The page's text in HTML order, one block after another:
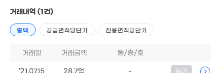
거래내역 (1건)
총액 공급면적당단가 전용면적당단가
거래일 거래금액 동/층/호
'21.07.15 28.7억 - 등기